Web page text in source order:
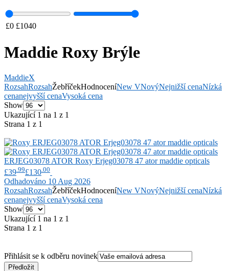
£0 £1040
Maddie Roxy Brýle
MaddieX
RozsahRozsahŽebříčekHodnoceníNew VNovýNejnižší cenaNízká
cenanejvyšší cenaVysoká cena
Show
Ukazující 1 na 1 z 1
Strana 1 z 1
ERJEG03078 ATOR Roxy Erjeg03078 47 ator maddie opticals
£39 .99£130 .00
Odhadováno 10 Aug 2026
RozsahRozsahŽebříčekHodnoceníNew VNovýNejnižší cenaNízká
cenanejvyšší cenaVysoká cena
Show
Ukazující 1 na 1 z 1
Strana 1 z 1
Přihlásit se k odběru novinek